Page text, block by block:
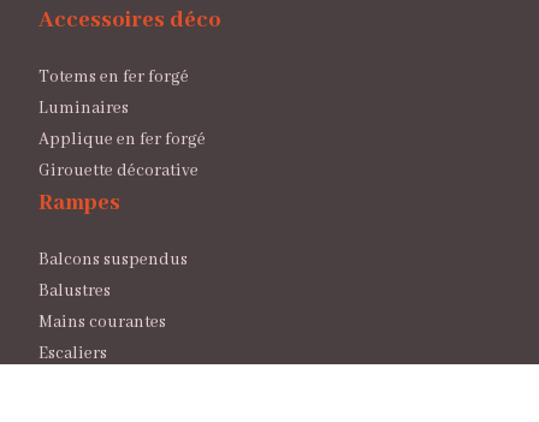
Accessoires déco
Totems en fer forgé
Luminaires
Applique en fer forgé
Girouette décorative
Rampes
Balcons suspendus
Balustres
Mains courantes
Escaliers